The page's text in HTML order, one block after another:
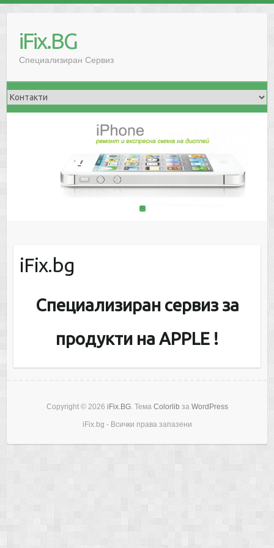
iFix.BG
Специализиран Сервиз
2
iFix.bg
Специализиран сервиз за
продукти на APPLE !
Copyright © 2026 iFix.BG. Тема Colorlib за WordPress
iFix.bg - Всички права запазени